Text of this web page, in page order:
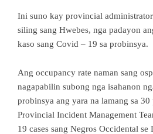
Ini suno kay provincial
siling sang Hwebes, nga padayon
kaso sang Covid – 19 sa probinsya.
Ang occupancy rate naman sang
nagapabilin subong nga isahanon
probinsya ang yara na lamang sa 30
Provincial Incident Management
19 cases sang Negros Occidental se